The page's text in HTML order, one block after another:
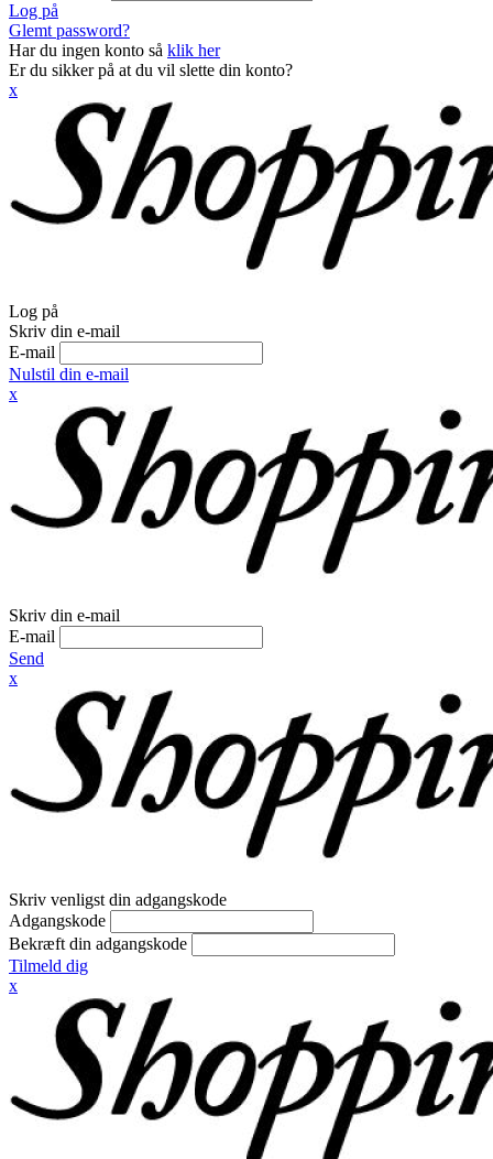
Log på
Glemt password?
Har du ingen konto så klik her
Er du sikker på at du vil slette din konto?
x
Log på
Skriv din e-mail
E-mail
Nulstil din e-mail
x
Skriv din e-mail
E-mail
Send
x
Skriv venligst din adgangskode
Adgangskode
Bekræft din adgangskode
Tilmeld dig
x